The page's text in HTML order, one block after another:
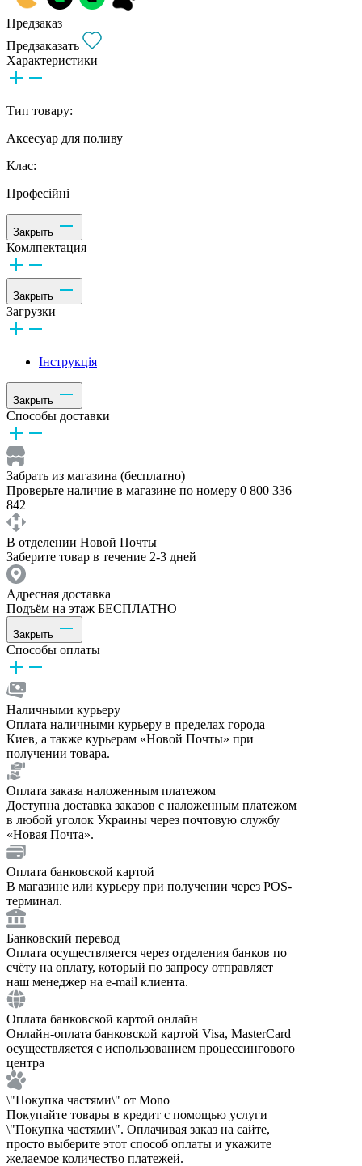
Предзаказ
Предзаказать
Характеристики
Тип товару:
Аксесуар для поливу
Клас:
Професійні
Закрыть
Комлпектация
Закрыть
Загрузки
Інструкція
Закрыть
Способы доставки
Забрать из магазина (бесплатно)
Проверьте наличие в магазине по номеру 0 800 336
842
В отделении Новой Почты
Заберите товар в течение 2-3 дней
Адресная доставка
Подъём на этаж БЕСПЛАТНО
Закрыть
Способы оплаты
Наличными курьеру
Оплата наличными курьеру в пределах города
Киев, а также курьерам «Новой Почты» при
получении товара.
Оплата заказа наложенным платежом
Доступна доставка заказов с наложенным платежом
в любой уголок Украины через почтовую службу
«Новая Почта».
Оплата банковской картой
В магазине или курьеру при получении через POS-
терминал.
Банковский перевод
Оплата осуществляется через отделения банков по
счёту на оплату, который по запросу отправляет
наш менеджер на e-mail клиента.
Оплата банковской картой онлайн
Онлайн-оплата банковской картой Visa, MasterCard
осуществляется с использованием процессингового
центра
\"Покупка частями\" от Mono
Покупайте товары в кредит с помощью услуги
\"Покупка частями\". Оплачивая заказ на сайте,
просто выберите этот способ оплаты и укажите
желаемое количество платежей.